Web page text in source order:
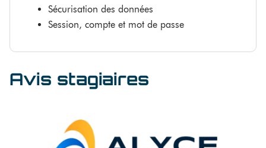
Sécurisation des données
Session, compte et mot de passe
Avis stagiaires